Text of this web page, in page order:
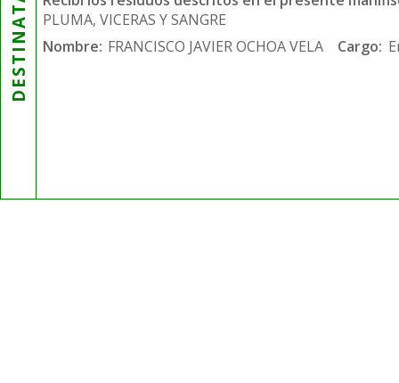
PLUMA, VICERAS Y SANGRE
Nombre: FRANCISCO JAVIER OCHOA VELA Cargo: